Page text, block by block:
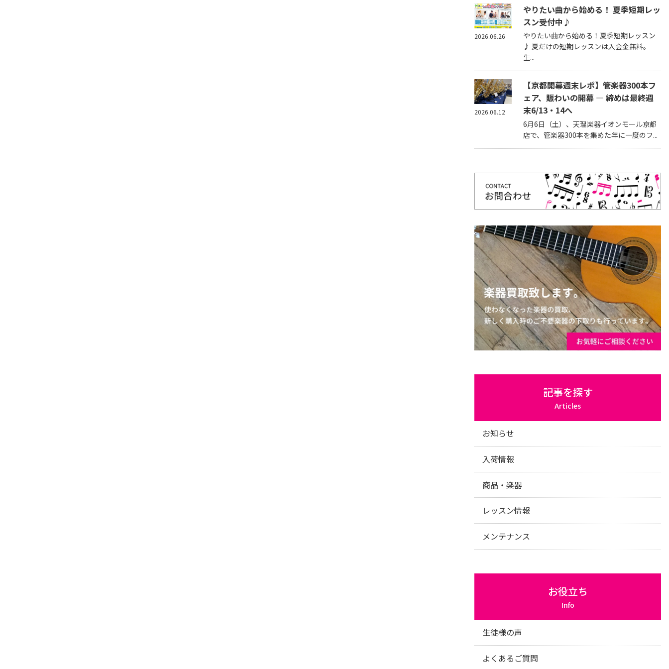
やりたい曲から始める！ 夏季短期レッ
スン受付中♪
やりたい曲から始める！夏季短期レッスン
♪ 夏だけの短期レッスンは入会金無料。
生...
2026.06.26
【京都開幕週末レポ】管楽器300本フ
ェア、賑わいの開幕 — 締めは最終週
末6/13・14へ
6月6日（土）、天理楽器イオンモール京都
店で、管楽器300本を集めた年に一度のフ...
2026.06.12
記事を探す
Articles
お知らせ
入荷情報
商品・楽器
レッスン情報
メンテナンス
お役立ち
Info
生徒様の声
よくあるご質問